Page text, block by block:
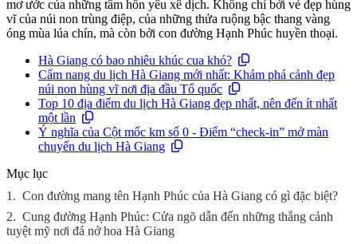
mơ ước của những tâm hồn yêu xê dịch. Không chỉ bởi vẻ đẹp hùng
vĩ của núi non trùng điệp, của những thửa ruộng bậc thang vàng
óng mùa lúa chín, mà còn bởi con đường Hạnh Phúc huyền thoại.
Hà Giang có bao nhiêu khúc cua khó?
Cẩm nang du lịch Hà Giang mới nhất: Khám phá cảnh đẹp
núi non hùng vĩ nơi địa đầu Tổ quốc
Top 10 địa điểm du lịch Hà Giang đẹp nhất, nên đến ít nhất
một lần
Ý nghĩa của Cột mốc km số 0 - Điểm “check-in” mở màn
chuyến du lịch Hà Giang
Mục lục
1. Con đường mang tên Hạnh Phúc của Hà Giang có gì đặc biệt?
2. Cung đường Hạnh Phúc: Cửa ngõ dẫn đến những thắng cảnh
tuyệt mỹ nơi đá nở hoa Hà Giang